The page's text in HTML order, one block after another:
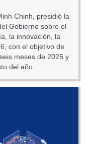
Chinh, presidió la
Gobierno sobre el
la innovación, la
con el objetivo de
meses de 2025 y
del año.